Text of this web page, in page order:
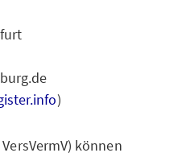
)
können